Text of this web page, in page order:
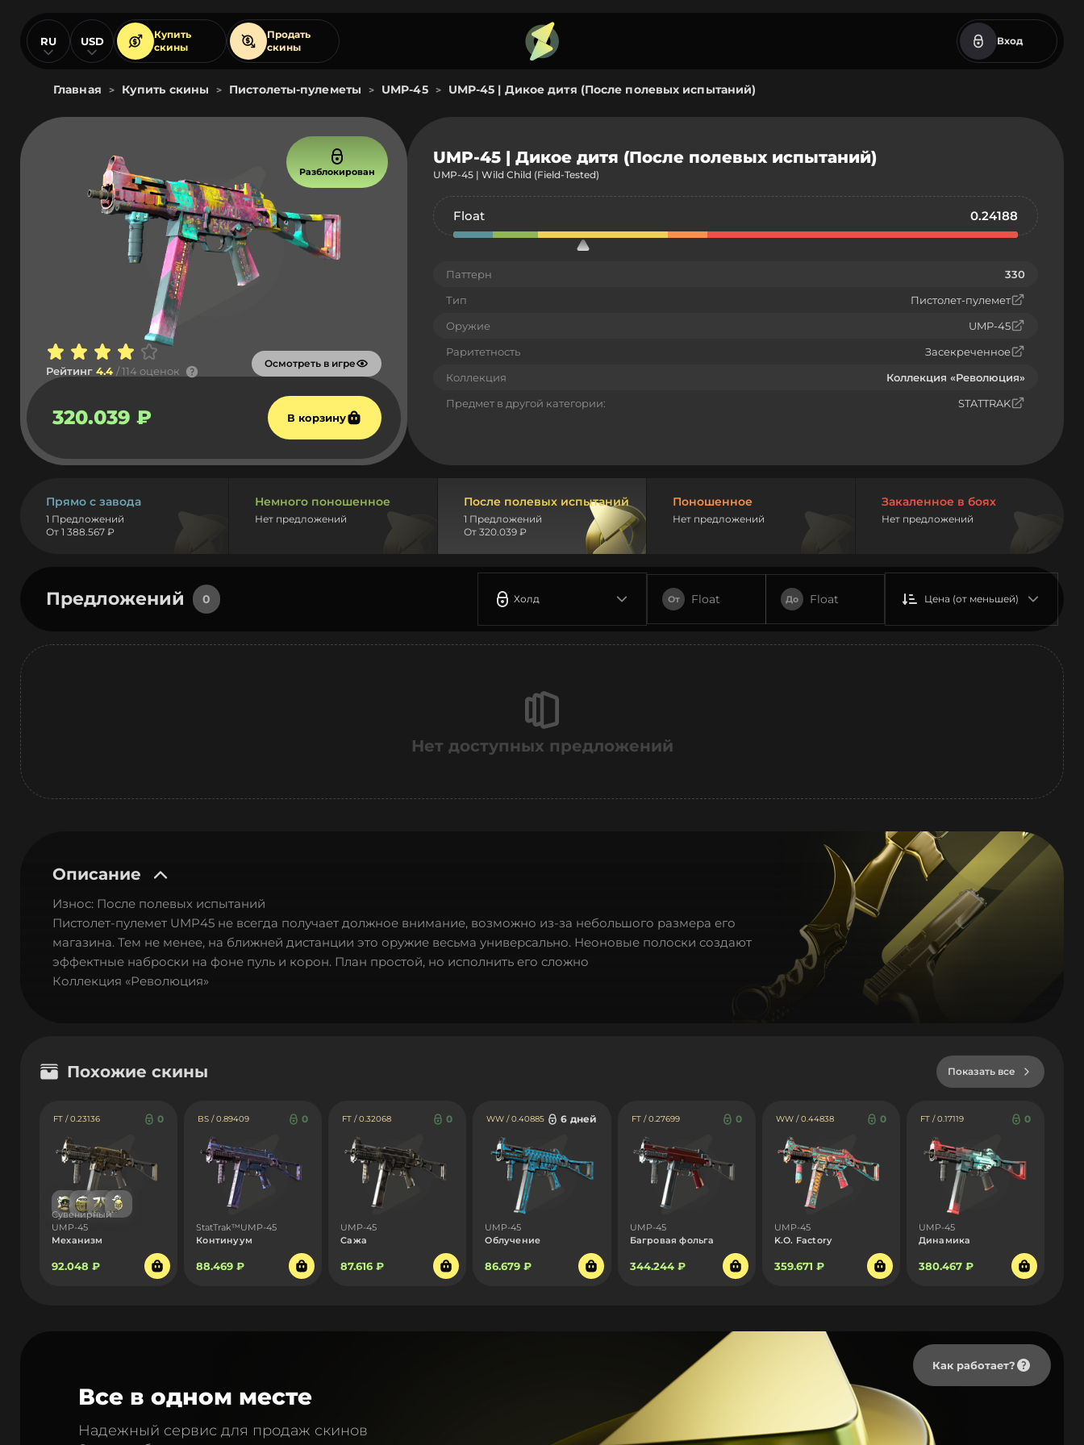
RU USD
Купить
скины
Продать
скины
Вход
Главная > Купить скины > Пистолеты-пулеметы > UMP-45 > UMP-45 | Дикое дитя (После полевых испытаний)
Разблокирован
Рейтинг 4.4 / 114 оценок
Осмотреть в игре
320.039 ₽ В корзину
UMP-45 | Дикое дитя (После полевых испытаний)
UMP-45 | Wild Child (Field-Tested)
Float 0.24188
Паттерн
330
Тип
Пистолет-пулемет
Оружие
UMP-45
Раритетность
Засекреченное
Коллекция
Коллекция «Революция»
Предмет в другой категории:
STATTRAK
Прямо с завода
1 Предложений
От 1 388.567 ₽
Немного поношенное
Нет предложений
После полевых испытаний
1 Предложений
От 320.039 ₽
Поношенное
Нет предложений
Закаленное в боях
Нет предложений
Предложений 0 Холд От Float До Float Цена (от меньшей)
Нет доступных предложений
Описание
Износ: После полевых испытаний
Пистолет-пулемет UMP45 не всегда получает должное внимание, возможно из-за небольшого размера его
магазина. Тем не менее, на ближней дистанции это оружие весьма универсально. Неоновые полоски создают
эффектные наброски на фоне пуль и корон. План простой, но исполнить его сложно
Коллекция «Революция»
Похожие скины Показать все
FT / 0.23136 0
Сувенирный
UMP-45
Механизм
92.048 ₽
BS / 0.89409 0
StatTrak™UMP-45
Континуум
88.469 ₽
FT / 0.32068 0
UMP-45
Сажа
87.616 ₽
WW / 0.40885 6 дней
UMP-45
Облучение
86.679 ₽
FT / 0.27699 0
UMP-45
Багровая фольга
344.244 ₽
WW / 0.44838 0
UMP-45
K.O. Factory
359.671 ₽
FT / 0.17119 0
UMP-45
Динамика
380.467 ₽
Все в одном месте
Надежный сервис для продаж скинов
Как работает?